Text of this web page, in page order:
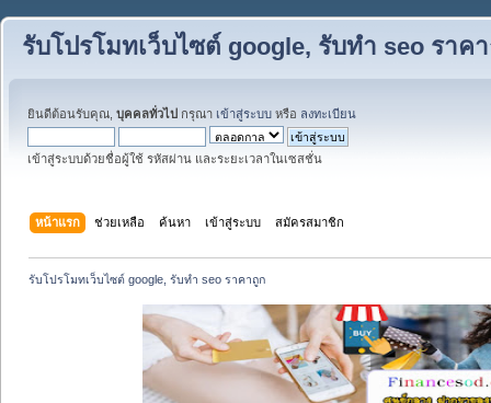
รับโปรโมทเว็บไซต์ google, รับทำ seo ราค
ยินดีต้อนรับคุณ, บุคคลทั่วไป กรุณา เข้าสู่ระบบ หรือ ลงทะเบียน
เข้าสู่ระบบด้วยชื่อผู้ใช้ รหัสผ่าน และระยะเวลาในเซสชั่น
หน้าแรก ช่วยเหลือ ค้นหา เข้าสู่ระบบ สมัครสมาชิก
รับโปรโมทเว็บไซต์ google, รับทำ seo ราคาถูก